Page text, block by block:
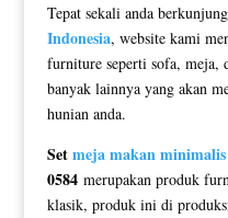
Tepat sekali anda
Indonesia, website kami
furniture seperti sofa, meja,
banyak lainnya yang akan
hunian anda.
Setmeja makan minimalis
0584merupakan produk
klasik, produk ini di